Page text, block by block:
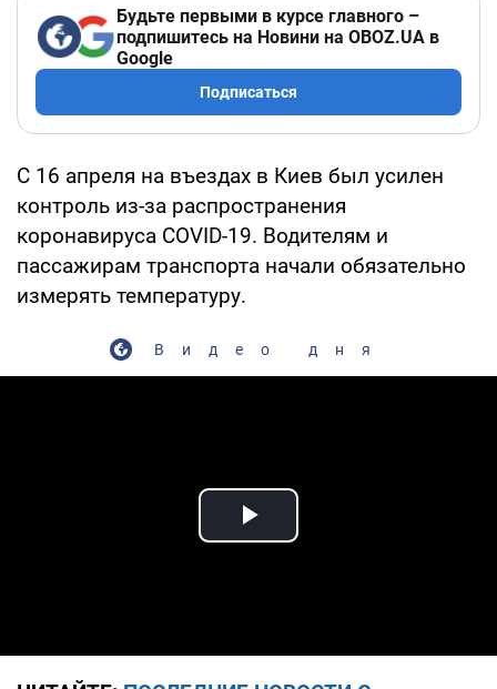
Будьте первыми в курсе главного –
подпишитесь на Новини на OBOZ.UA в
Google
Подписаться
С 16 апреля на въездах в Киев был усилен
контроль из-за распространения
коронавируса COVID-19. Водителям и
пассажирам транспорта начали обязательно
измерять температуру.
Видео дня
Play Video